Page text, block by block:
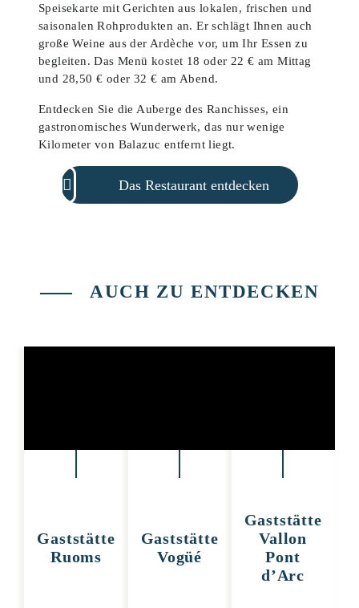
Speisekarte mit Gerichten aus lokalen, frischen und
saisonalen Rohprodukten an. Er schlägt Ihnen auch
große Weine aus der Ardèche vor, um Ihr Essen zu
begleiten. Das Menü kostet 18 oder 22 € am Mittag
und 28,50 € oder 32 € am Abend.
Entdecken Sie die Auberge des Ranchisses, ein
gastronomisches Wunderwerk, das nur wenige
Kilometer von Balazuc entfernt liegt.
Das Restaurant entdecken
AUCH ZU ENTDECKEN
Gaststätte
Ruoms
Gaststätte
Vogüé
Gaststätte
Vallon
Pont
d’Arc